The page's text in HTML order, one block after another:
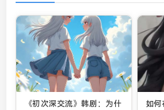
《初次深交流》韩剧：为什
如何